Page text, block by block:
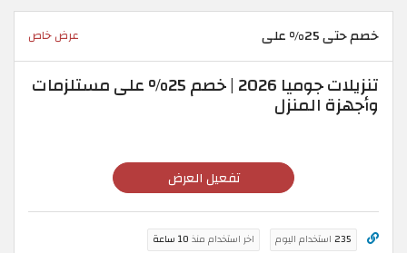
خصم حتى 25% على عرض خاص
تنزيلات جوميا 2026 | خصم 25% على مستلزمات
وأجهزة المنزل
تفعيل العرض
235 استخدام اليوم اخر استخدام منذ 10 ساعة